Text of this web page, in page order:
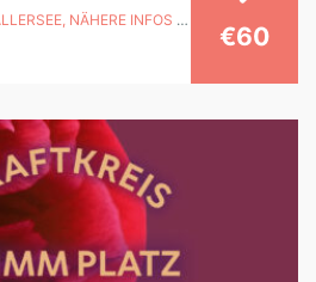
5201 SEEKIRCHEN AM WALLERSEE, NÄHERE INFOS BEI ANMELDUNG
€60